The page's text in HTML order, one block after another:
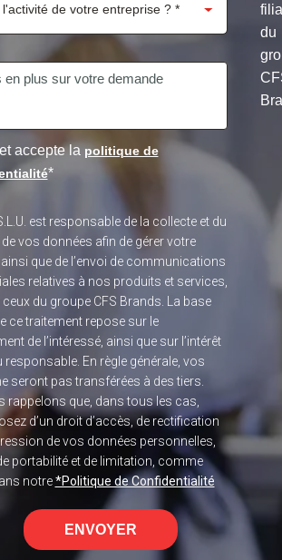
du
accepte la politique de
*
est responsable de la collecte et du
vos données afin de gérer votre
que de l’envoi de communications
relatives à nos produits et services,
du groupe CFS Brands. La base
ce traitement repose sur le
de l’intéressé, ainsi que sur l’intérêt
responsable. En règle générale, vos
seront pas transférées à des tiers.
rappelons que, dans tous les cas,
d’un droit d’accès, de rectification
de vos données personnelles,
portabilité et de limitation, comme
notre*Politique de Confidentialité
ENVOYER